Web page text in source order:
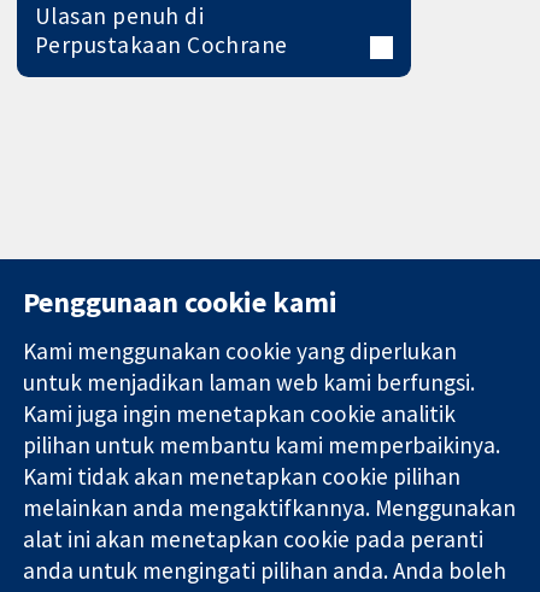
Ulasan penuh di
Perpustakaan Cochrane
Bukti yang
dipercayai.
keputusan
termaklum
Kesihatan yang
lebih baik
11-13 Cavendish
Square
London
W1G 0AN
United Kingdom
Hubungi kita
Berita
Pejabat
akhbar
Perihal Kami
Pekerjaan
Cochrane
Library
Penggunaan cookie kami
Kami menggunakan cookie yang diperlukan
untuk menjadikan laman web kami berfungsi.
Kami juga ingin menetapkan cookie analitik
pilihan untuk membantu kami memperbaikinya.
Kami tidak akan menetapkan cookie pilihan
melainkan anda mengaktifkannya. Menggunakan
alat ini akan menetapkan cookie pada peranti
anda untuk mengingati pilihan anda. Anda boleh